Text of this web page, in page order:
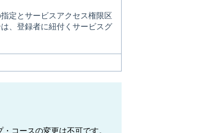
定とサービスアクセス権限区
、登録者に紐付くサービスグ
コースの変更は不可です。